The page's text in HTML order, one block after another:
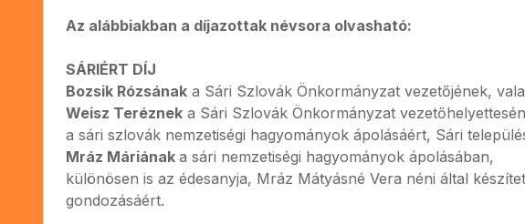
Az alábbiakban a díjazottak névsora olvasható:
SÁRIÉRT DÍJ
Bozsik Rózsának a Sári Szlovák Önkormányzat vezetőjének,
Weisz Teréznek a Sári Szlovák Önkormányzat
a sári szlovák nemzetiségi hagyományok ápolásáért, Sári
Mráz Máriának a sári nemzetiségi hagyományok ápolásában,
különösen is az édesanyja, Mráz Mátyásné Vera néni által
gondozásáért.